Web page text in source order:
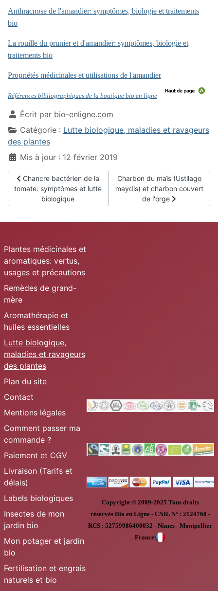
Anthracnose de l'amandier: symptômes, biologie et traitements
bio
La rouille du prunier et d'amandier: symptômes, biologie et
traitements bio
Propriétés médicinales et utilisations de l'amandier
Références bibliographiques de la boutique bio en ligne
Écrit par bio-enligne.com
Catégorie : Lutte biologique, maladies et ravageurs
des plantes
Mis à jour : 12 février 2019
Article précédent : Chancre bactérien de la tomate:
Chancre bactérien de la
tomate: symptômes et lutte
biologique
Article suivant : Charbon du
Charbon du maïs (Ustilago
maydis) et charbon couvert
de l'orge
Plantes médicinales et
aromatiques: vertus,
usages et précautions
Remèdes de grand-
mère
Aromathérapie et
huiles essentielles
Lutte biologique,
maladies et ravageurs
des plantes
Plan du site
Contact
Mentions légales
Comment passer ma
commande ?
Paiement et CGV
Livraison (Tarifs et
délais)
Labels biologiques
Insectes de mon
jardin bio
Mon potager et jardin
bio
Fertilisation et engrais
naturels et bio
Copyright © 2009-2025 Tous droits
réservésBio en Ligne - CNIL N° : 2124760 -
RCS : 52759986400032 - Nîmes - Montpellier
France